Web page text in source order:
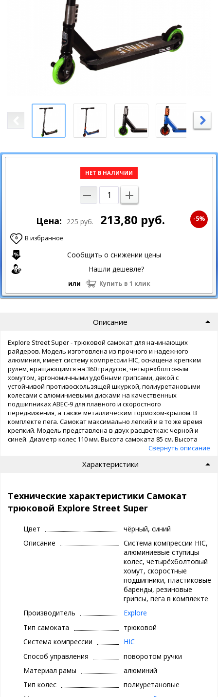
НЕТ В НАЛИЧИИ
Цена: 225руб. 213,80 руб. -5%
0 В избранное
Сообщить о снижении цены
Нашли дешевле?
или Купить в 1 клик
Описание
Explore Street Super - трюковой самокат для начинающих
райдеров. Модель изготовлена из прочного и надежного
алюминия, имеет систему компрессии HIC, оснащена крепким
рулем, вращающимся на 360 градусов, четырёхболтовым
хомутом, эргономичными удобными грипсами, декой с
устойчивой противоскользящей шкуркой, полиуретановыми
колесами с алюминиевыми дисками на качественных
подшипниках ABEC-9 для плавного и скоростного
передвижения, а также металлическим тормозом-крылом. В
комплекте пега. Самокат максимально легкий и в то же время
крепкий. Модель представлена в двух расцветках: черной и
синей. Диаметр колес 110 мм. Высота самоката 85 см. Высота
руля 62 см. Ширина руля 50 см. Размер деки 49.5х10.8 см. Вес
Свернуть описание
Характеристики
Технические характеристики Самокат
трюковой Explore Street Super
Цвет
чёрный, синий
Описание
Система компрессии HIC,
алюминиевые ступицы
колес, четырёхболтовый
хомут, скоростные
подшипники, пластиковые
баренды, резиновые
грипсы, пега в комплекте
Производитель
Explore
Тип самоката
трюковой
Система компрессии
HIC
Способ управления
поворотом ручки
Материал рамы
алюминий
Тип колес
полиуретановые